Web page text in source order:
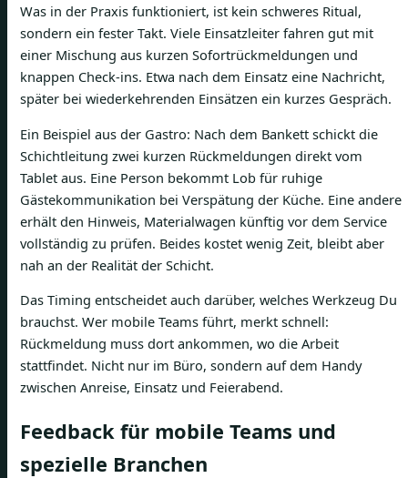
Was in der Praxis funktioniert, ist kein schweres Ritual,
sondern ein fester Takt. Viele Einsatzleiter fahren gut mit
einer Mischung aus kurzen Sofortrückmeldungen und
knappen Check-ins. Etwa nach dem Einsatz eine Nachricht,
später bei wiederkehrenden Einsätzen ein kurzes Gespräch.
Ein Beispiel aus der Gastro: Nach dem Bankett schickt die
Schichtleitung zwei kurzen Rückmeldungen direkt vom
Tablet aus. Eine Person bekommt Lob für ruhige
Gästekommunikation bei Verspätung der Küche. Eine andere
erhält den Hinweis, Materialwagen künftig vor dem Service
vollständig zu prüfen. Beides kostet wenig Zeit, bleibt aber
nah an der Realität der Schicht.
Das Timing entscheidet auch darüber, welches Werkzeug Du
brauchst. Wer mobile Teams führt, merkt schnell:
Rückmeldung muss dort ankommen, wo die Arbeit
stattfindet. Nicht nur im Büro, sondern auf dem Handy
zwischen Anreise, Einsatz und Feierabend.
Feedback für mobile Teams und
spezielle Branchen